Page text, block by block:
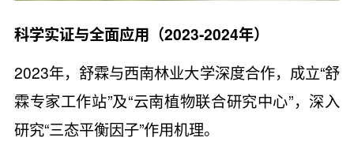
科学实证与全面应用（2023-2024年）
2023年，舒霖与西南林业大学深度合作，成立“舒
霖专家工作站”及“云南植物联合研究中心”，深入
研究“三态平衡因子”作用机理。